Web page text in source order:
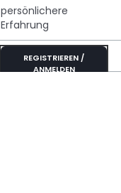
persönlichere
Erfahrung
REGISTRIEREN /
ANMELDEN